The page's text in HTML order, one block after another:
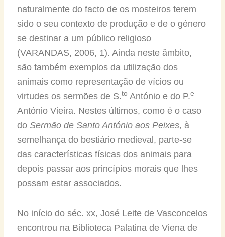
naturalmente do facto de os mosteiros terem
sido o seu contexto de produção e de o género
se destinar a um público religioso
(VARANDAS, 2006, 1). Ainda neste âmbito,
são também exemplos da utilização dos
animais como representação de vícios ou
virtudes os sermões de S.to António e do P.e
António Vieira. Nestes últimos, como é o caso
do Sermão de Santo António aos Peixes, à
semelhança do bestiário medieval, parte-se
das características físicas dos animais para
depois passar aos princípios morais que lhes
possam estar associados.
No início do séc. xx, José Leite de Vasconcelos
encontrou na Biblioteca Palatina de Viena de